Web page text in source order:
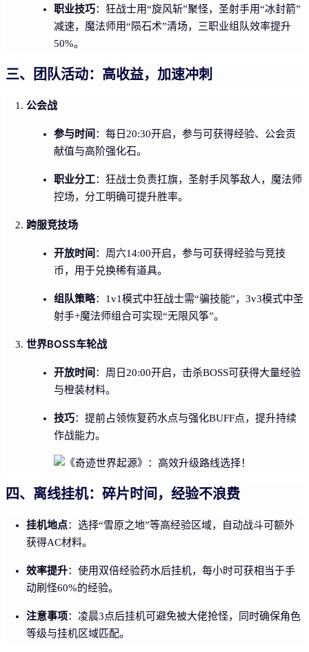
职业技巧：狂战士用“旋风斩”聚怪，圣射手用“冰封箭”
减速，魔法师用“陨石术”清场，三职业组队效率提升
50%。
三、团队活动：高收益，加速冲刺
公会战
参与时间：每日20:30开启，参与可获得经验、公会贡
献值与高阶强化石。
职业分工：狂战士负责扛旗，圣射手风筝敌人，魔法师
控场，分工明确可提升胜率。
跨服竞技场
开放时间：周六14:00开启，参与可获得经验与竞技
币，用于兑换稀有道具。
组队策略：1v1模式中狂战士需“骗技能”，3v3模式中圣
射手+魔法师组合可实现“无限风筝”。
世界BOSS车轮战
开放时间：周日20:00开启，击杀BOSS可获得大量经验
与橙装材料。
技巧：提前占领恢复药水点与强化BUFF点，提升持续
作战能力。
四、离线挂机：碎片时间，经验不浪费
挂机地点：选择“雪原之地”等高经验区域，自动战斗可额外
获得AC材料。
效率提升：使用双倍经验药水后挂机，每小时可获相当于手
动刷怪60%的经验。
注意事项：凌晨3点后挂机可避免被大佬抢怪，同时确保角色
等级与挂机区域匹配。